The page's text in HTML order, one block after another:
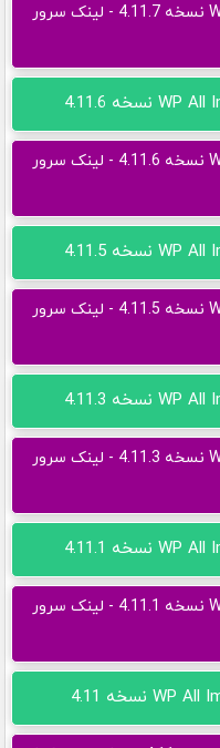
دانلود رایگان افزونه WP All Import Pro نسخه 4.11.7 - لینک سرور
دانلود رایگان افزونه WP All Import Pro نسخه 4.11.6 - لینک سرور
دانلود رایگان افزونه WP All Import Pro نسخه 4.11.5 - لینک سرور
دانلود رایگان افزونه WP All Import Pro نسخه 4.11.3 - لینک سرور
دانلود رایگان افزونه WP All Import Pro نسخه 4.11.1 - لینک سرور